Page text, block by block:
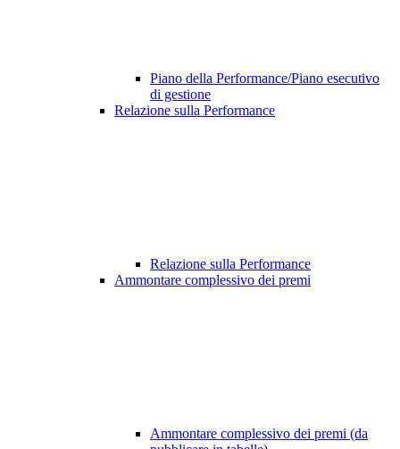
Piano della Performance/Piano esecutivo
di gestione
Relazione sulla Performance
Relazione sulla Performance
Ammontare complessivo dei premi
Ammontare complessivo dei premi (da